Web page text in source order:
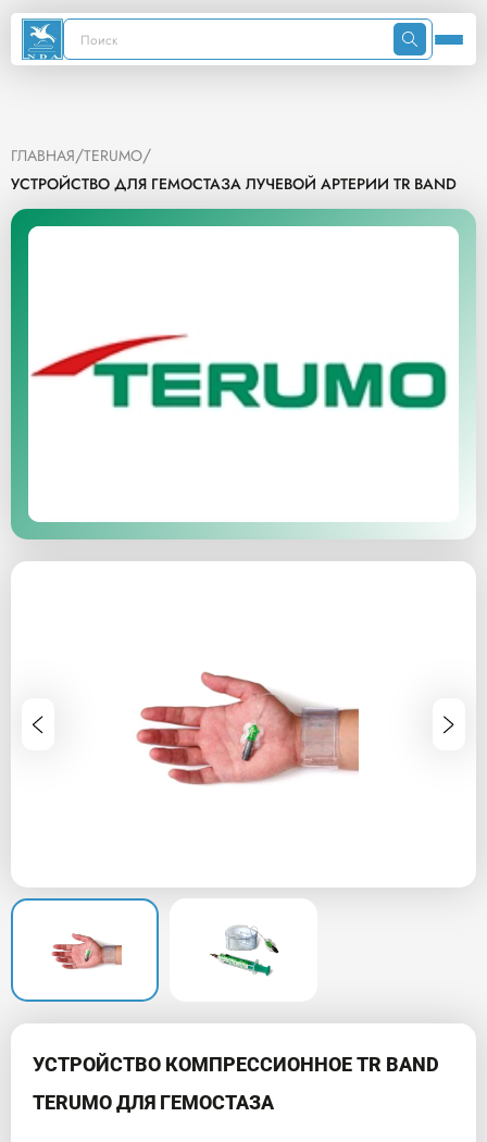
ГЛАВНАЯ/TERUMO/
УСТРОЙСТВО ДЛЯ ГЕМОСТАЗА ЛУЧЕВОЙ АРТЕРИИ TR BAND
УСТРОЙСТВО КОМПРЕССИОННОЕ TR BAND
TERUMO ДЛЯ ГЕМОСТАЗА